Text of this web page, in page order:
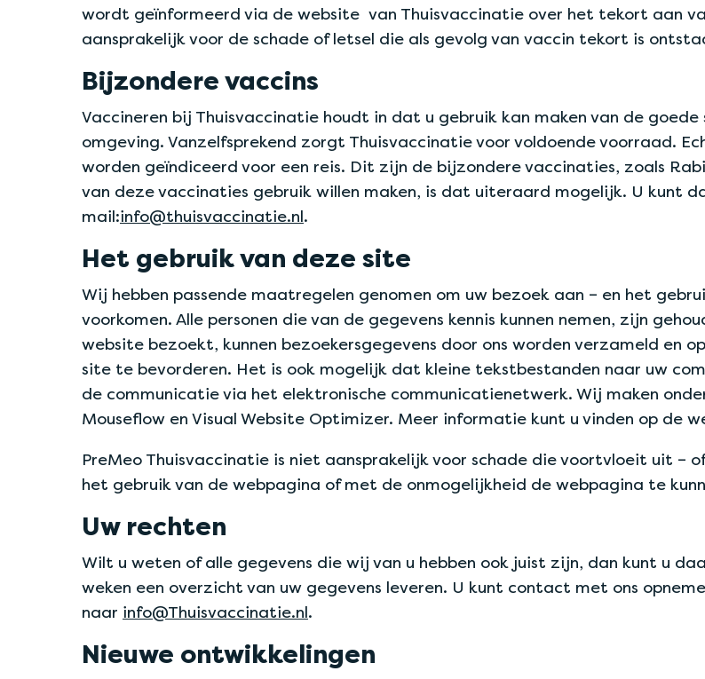
wordt geïnformeerd via de website van Thuisvaccinatie over het tekort aan
aansprakelijk voor de schade of letsel die als gevolg van vaccin tekort is
Bijzondere vaccins
Vaccineren bij Thuisvaccinatie houdt in dat u gebruik kan maken van de
omgeving. Vanzelfsprekend zorgt Thuisvaccinatie voor voldoende voorraad.
worden geïndiceerd voor een reis. Dit zijn de bijzondere vaccinaties, zoals
van deze vaccinaties gebruik willen maken, is dat uiteraard mogelijk. U kunt
mail:info@thuisvaccinatie.nl.
Het gebruik van deze site
Wij hebben passende maatregelen genomen om uw bezoek aan – en het
voorkomen. Alle personen die van de gegevens kennis kunnen nemen, zijn
website bezoekt, kunnen bezoekersgegevens door ons worden verzameld en
site te bevorderen. Het is ook mogelijk dat kleine tekstbestanden naar uw
de communicatie via het elektronische communicatienetwerk. Wij maken
Mouseflow en Visual Website Optimizer. Meer informatie kunt u vinden op de
PreMeo Thuisvaccinatie is niet aansprakelijk voor schade die voortvloeit uit –
het gebruik van de webpagina of met de onmogelijkheid de webpagina te
Uw rechten
Wilt u weten of alle gegevens die wij van u hebben ook juist zijn, dan kunt u
weken een overzicht van uw gegevens leveren. U kunt contact met ons
naar info@Thuisvaccinatie.nl.
Nieuwe ontwikkelingen